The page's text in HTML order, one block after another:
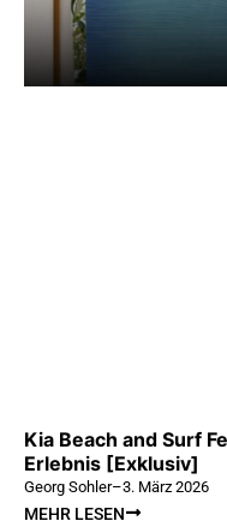
Kia Beach and Surf
Erlebnis [Exklusiv]
Georg Sohler–3. März 2026
MEHR LESEN